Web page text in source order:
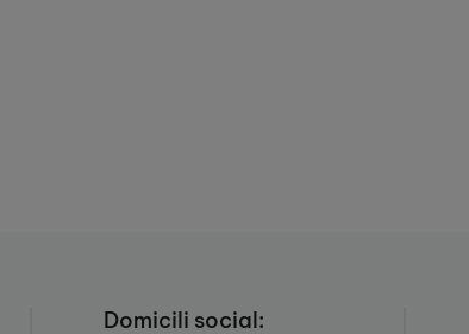
Domicili social: